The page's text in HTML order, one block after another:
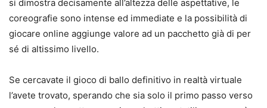
si dimostra decisamente all’altezza delle aspettative, le
coreografie sono intense ed immediate e la possibilità di
giocare online aggiunge valore ad un pacchetto già di per
sé di altissimo livello.
Se cercavate il gioco di ballo definitivo in realtà virtuale
l’avete trovato, sperando che sia solo il primo passo verso